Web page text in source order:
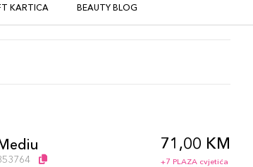
KARTICA BEAUTY BLOG
71,00 KM
+7 PLAZA cvjetića